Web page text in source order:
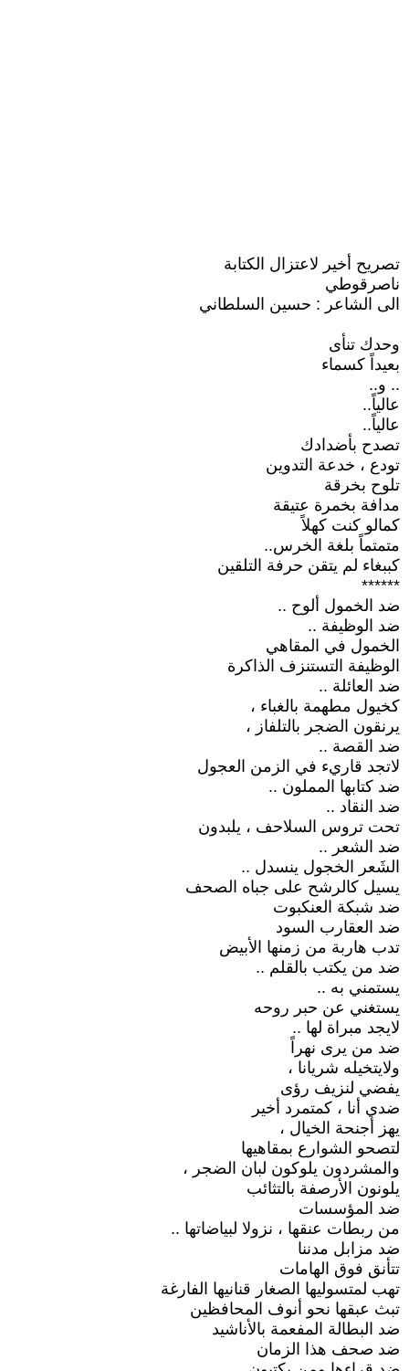
تصريح أخير لاعتزال الكتابة
ناصرقوطي
الى الشاعر : حسين السلطاني
وحدك تنأى
بعيداً كسماء
.. و..
عالياً..
عالياً..
تصدح بأضدادك
تودع ، خدعة التدوين
تلوح بخرقة
مدافة بخمرة عتيقة
كمالو كنت كهلاً
متمتماً بلغة الخرس..
كببغاء لم يتقن حرفة التلقين
******
ضد الخمول ألوح ..
ضد الوظيفة ..
الخمول في المقاهي
الوظيفة التستنزف الذاكرة
ضد العائلة ..
كخيول مطهمة بالغباء ،
يرنقون الضجر بالتلفاز ،
ضد القصة ..
لاتجد قاريء في الزمن العجول
ضد كتابها المملون ..
ضد النقاد ..
تحت تروس السلاحف ، يلبدون
ضد الشعر ..
الشَعر الخجول ينسدل ..
يسيل كالرشح على جباه الصحف
ضد شبكة العنكبوت
ضد العقارب السود
تدب هاربة من زمنها الأبيض
ضد من يكتب بالقلم ..
يستمني به ..
يستغني عن حبر روحه
لايجد مبراة لها ..
ضد من يرى نهراً
ولايتخيله شريانا ،
يفضي لنزيف رؤى
ضدي أنا ، كمتمرد أخير
يهز أجنحة الخيال ،
لتصحو الشوارع بمقاهيها
والمشردون يلوكون لبان الضجر ،
يلونون الأرصفة بالتثائب
ضد المؤسسات
من ربطات عنقها ، نزولا لبياضاتها ..
ضد مزابل مدننا
تتأنق فوق الهامات
تهب لمتسوليها الصغار قنانيها الفارغة
تبث عبقها نحو أنوف المحافظين
ضد البطالة المفعمة بالأناشيد
ضد صحف هذا الزمان